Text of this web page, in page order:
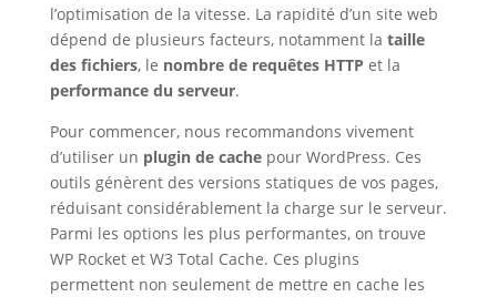
l’optimisation de la vitesse. La rapidité d’un site web
dépend de plusieurs facteurs, notamment la taille
des fichiers, le nombre de requêtes HTTP et la
performance du serveur.
Pour commencer, nous recommandons vivement
d’utiliser un plugin de cachepour WordPress. Ces
outils génèrent des versions statiques de vos pages,
réduisant considérablement la charge sur le serveur.
Parmi les options les plus performantes, on trouve
WP Rocket et W3 Total Cache. Ces plugins
permettent non seulement de mettre en cache les